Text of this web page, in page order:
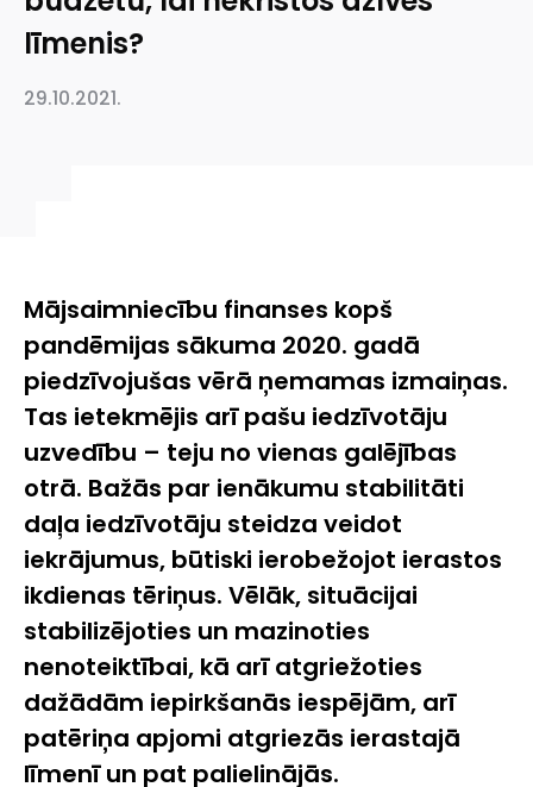
līmenis?
29.10.2021.
Mājsaimniecību finanses kopš
pandēmijas sākuma 2020. gadā
piedzīvojušas vērā ņemamas izmaiņas.
Tas ietekmējis arī pašu iedzīvotāju
uzvedību – teju no vienas galējības
otrā. Bažās par ienākumu stabilitāti
daļa iedzīvotāju steidza veidot
iekrājumus, būtiski ierobežojot ierastos
ikdienas tēriņus. Vēlāk, situācijai
stabilizējoties un mazinoties
nenoteiktībai, kā arī atgriežoties
dažādām iepirkšanās iespējām, arī
patēriņa apjomi atgriezās ierastajā
līmenī un pat palielinājās.